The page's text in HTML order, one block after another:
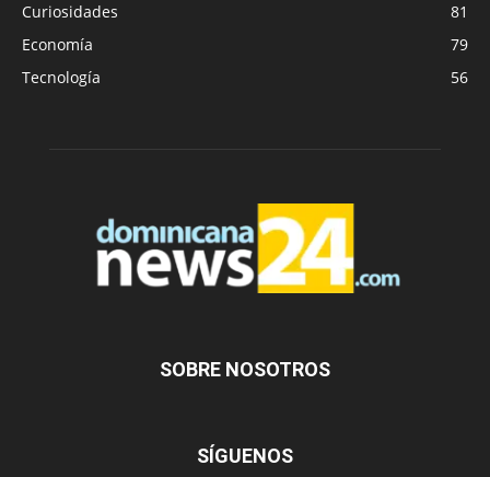
Curiosidades
81
Economía
79
Tecnología
56
SOBRE NOSOTROS
SÍGUENOS